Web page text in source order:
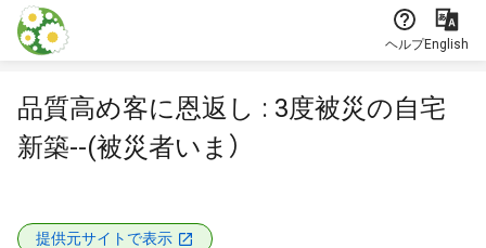
本文に飛ぶ
ヘルプEnglish
品質高め客に恩返し : 3度被災の自宅
新築--(被災者いま）
提供元サイトで表示